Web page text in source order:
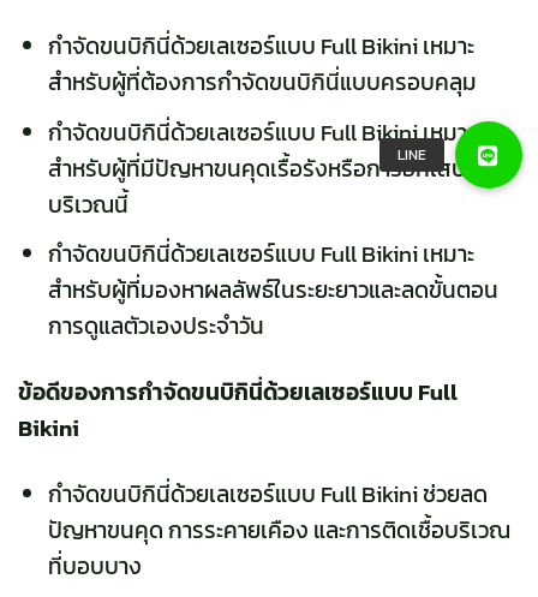
กำจัดขนบิกินี่ด้วยเลเซอร์แบบ Full Bikini เหมาะ
สำหรับผู้ที่ต้องการกำจัดขนบิกินี่แบบครอบคลุม
กำจัดขนบิกินี่ด้วยเลเซอร์แบบ Full Bikini เหมาะ
สำหรับผู้ที่มีปัญหาขนคุดเรื้อรังหรือการอักเสบ
บริเวณนี้
กำจัดขนบิกินี่ด้วยเลเซอร์แบบ Full Bikini เหมาะ
สำหรับผู้ที่มองหาผลลัพธ์ในระยะยาวและลดขั้นตอน
การดูแลตัวเองประจำวัน
ข้อดีของการกำจัดขนบิกินี่ด้วยเลเซอร์แบบ Full
Bikini
กำจัดขนบิกินี่ด้วยเลเซอร์แบบ Full Bikini ช่วยลด
ปัญหาขนคุด การระคายเคือง และการติดเชื้อบริเวณ
ที่บอบบาง